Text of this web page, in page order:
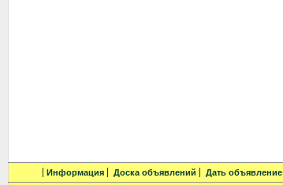
Информация Доска объявлений Дать объявление